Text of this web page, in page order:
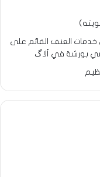
مقدمي خدمات العنف القائم على
بورشة في ألاگ